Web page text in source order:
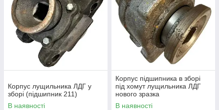
Корпус лущильника ЛДГ у
зборі (підшипник 211)
В наявності
Корпус підшипника в зборі
під хомут лущильника ЛДГ
нового зразка
В наявності